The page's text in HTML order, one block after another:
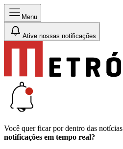
Menu
Ative nossas notificações
Você quer ficar por dentro das
notificações em tempo real?